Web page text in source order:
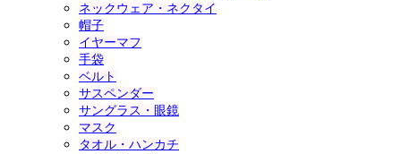
ネックウェア・ネクタイ
帽子
イヤーマフ
手袋
ベルト
サスペンダー
サングラス・眼鏡
マスク
タオル・ハンカチ